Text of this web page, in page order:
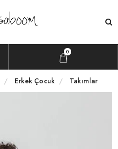
0
Erkek Çocuk Takımlar